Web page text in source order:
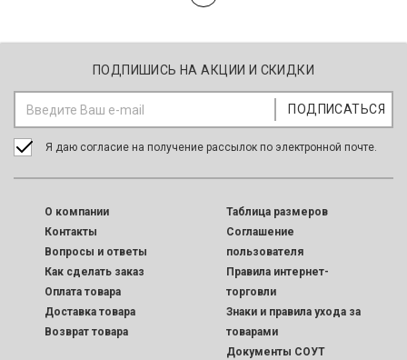
ПОДПИШИСЬ НА АКЦИИ И СКИДКИ
Я даю согласие на получение рассылок по электронной почте.
O компании
Контакты
Вопросы и ответы
Как сделать заказ
Оплата товара
Доставка товара
Возврат товара
Таблица размеров
Соглашение
пользователя
Правила интернет-
торговли
Знаки и правила ухода за
товарами
Документы СОУТ